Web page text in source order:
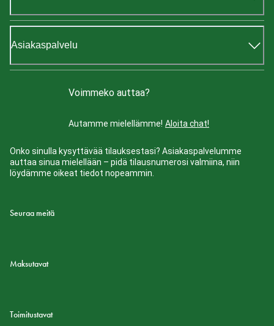
Asiakaspalvelu
Voimmeko auttaa?
Autamme mielellämme! Aloita chat!
Onko sinulla kysyttävää tilauksestasi? Asiakaspalvelumme
auttaa sinua mielellään – pidä tilausnumerosi valmiina, niin
löydämme oikeat tiedot nopeammin.
Seuraa meitä
Maksutavat
Toimitustavat